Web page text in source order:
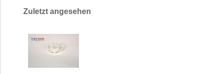
Zuletzt angesehen